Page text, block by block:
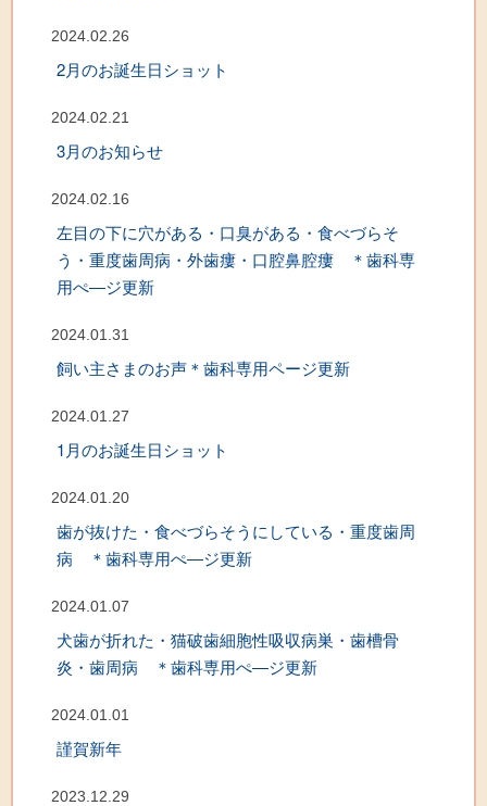
2024.02.26
2月のお誕生日ショット
2024.02.21
3月のお知らせ
2024.02.16
左目の下に穴がある・口臭がある・食べづらそ
う・重度歯周病・外歯瘻・口腔鼻腔瘻 ＊歯科専
用ぺ―ジ更新
2024.01.31
飼い主さまのお声＊歯科専用ページ更新
2024.01.27
1月のお誕生日ショット
2024.01.20
歯が抜けた・食べづらそうにしている・重度歯周
病 ＊歯科専用ぺ―ジ更新
2024.01.07
犬歯が折れた・猫破歯細胞性吸収病巣・歯槽骨
炎・歯周病 ＊歯科専用ぺ―ジ更新
2024.01.01
謹賀新年
2023.12.29